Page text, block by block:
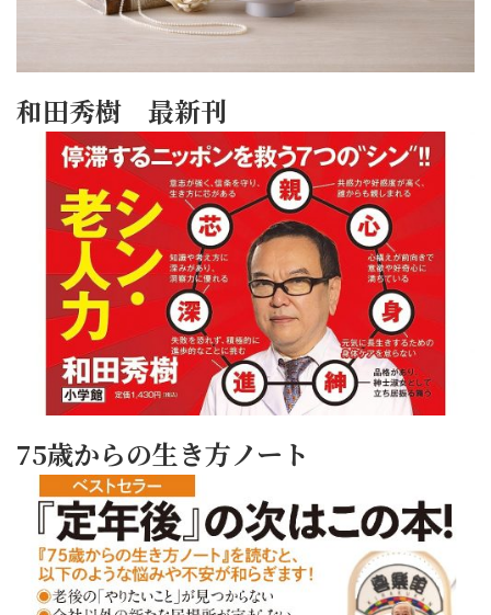
和田秀樹 最新刊
75歳からの生き方ノート